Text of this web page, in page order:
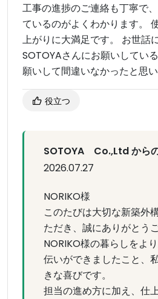
工事の進捗のご連絡も丁寧で
ているのがよくわかります。
上がりに大満足です。 お世話
SOTOYAさんにお願いしてい
願いして間違いなかったと思い
役立つ
SOTOYA Co.,Ltd から
2026.07.27
NORIKO様
このたびは大切な新築外
ただき、誠にありがとう
NORIKO様の暮らしをよ
伝いができましたこと、
きな喜びです。
担当の進め方に加え、仕